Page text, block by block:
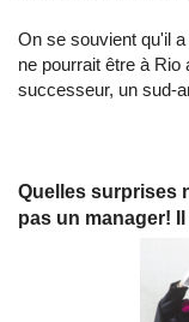
On se souvient qu'il
ne pourrait être à
successeur, un sud-
Quelles surprises
pas un manager!